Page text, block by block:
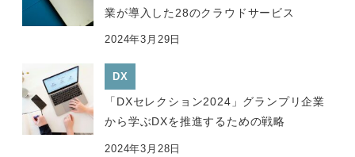
業が導入した28のクラウドサービス
2024年3月29日
DX
「DXセレクション2024」グランプリ企業
から学ぶDXを推進するための戦略
2024年3月28日